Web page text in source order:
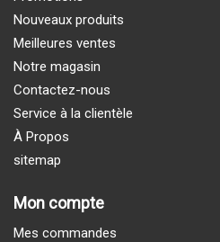
Nouveaux produits
Meilleures ventes
Notre magasin
Contactez-nous
Service à la clientèle
À Propos
sitemap
Mon compte
Mes commandes